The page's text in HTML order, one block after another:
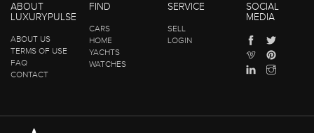
ABOUT
LUXURYPULSE
ABOUT US
TERMS OF USE
FAQ
CONTACT
FIND
CARS
HOME
YACHTS
WATCHES
SERVICE
SELL
LOGIN
SOCIAL
MEDIA